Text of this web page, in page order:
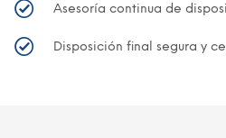
Asesoría continua de
Disposición final segura y